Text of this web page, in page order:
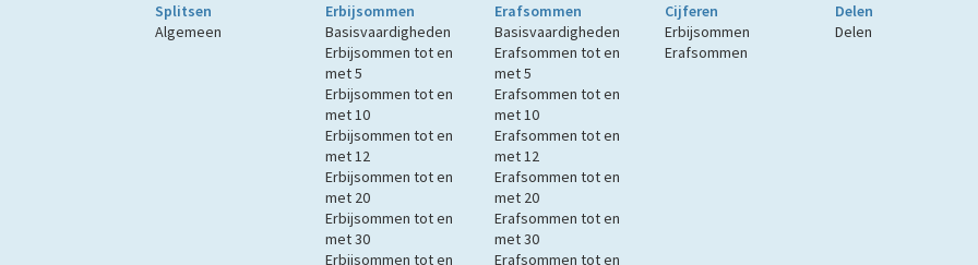
Splitsen
Algemeen
Erbijsommen
Basisvaardigheden
Erbijsommen tot en
met 5
Erbijsommen tot en
met 10
Erbijsommen tot en
met 12
Erbijsommen tot en
met 20
Erbijsommen tot en
met 30
Erbijsommen tot en
Erafsommen
Basisvaardigheden
Erafsommen tot en
met 5
Erafsommen tot en
met 10
Erafsommen tot en
met 12
Erafsommen tot en
met 20
Erafsommen tot en
met 30
Erafsommen tot en
Cijferen
Erbijsommen
Erafsommen
Delen
Delen